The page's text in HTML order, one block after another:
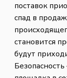
поставок
спад в
становится
будут